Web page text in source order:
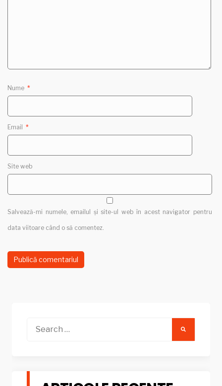
Nume *
Email *
Site web
Salvează-mi numele, emailul și site-ul web în acest navigator pentru
data viitoare când o să comentez.